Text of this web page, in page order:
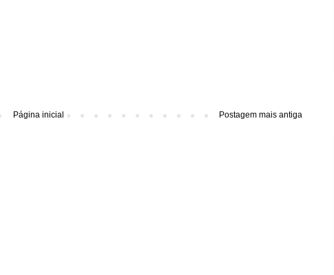
Postagem mais antiga
Página inicial